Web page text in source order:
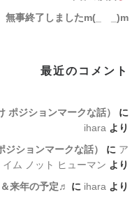
無事終了しましたm(_ _)m
最近のコメント
ポジションマークな話）
に
ihara より
ジションマークな話） に ア
イム ノット ヒューマン より
来年の予定♬
に ihara より